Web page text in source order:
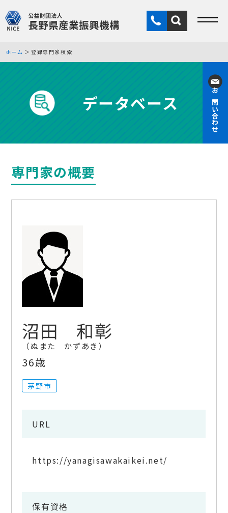
お問い合わせ
ホーム 登録専門家検索
データベース
専門家の概要
沼田 和彰
ぬまた かずあき
36歳
茅野市
URL
https://yanagisawakaikei.net/
保有資格